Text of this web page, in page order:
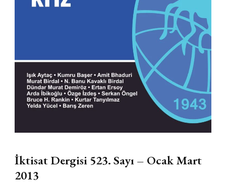
İktisat Dergisi 523. Sayı – Ocak Mart
2013